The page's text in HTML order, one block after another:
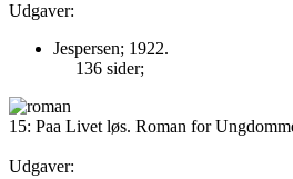
Udgaver:
Jespersen; 1922.
136 sider;
15: Paa Livet løs. Roman for
Udgaver: